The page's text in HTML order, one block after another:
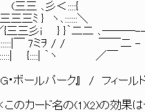
三 ､彡＜::::{
} ヽ､::::::＼
彡i } }｀二二 ､───--
7ミｦ / / ￣￣二 -
｀ヽ ／￣
ク』 / フィールド
の効果はそれぞれ